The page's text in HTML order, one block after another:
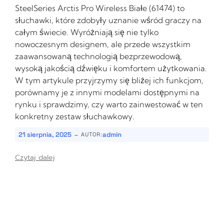
SteelSeries Arctis Pro Wireless Białe (61474) to
słuchawki, które zdobyły uznanie wśród graczy na
całym świecie. Wyróżniają się nie tylko
nowoczesnym designem, ale przede wszystkim
zaawansowaną technologią bezprzewodową,
wysoką jakością dźwięku i komfortem użytkowania.
W tym artykule przyjrzymy się bliżej ich funkcjom,
porównamy je z innymi modelami dostępnymi na
rynku i sprawdzimy, czy warto zainwestować w ten
konkretny zestaw słuchawkowy.
21 sierpnia, 2025 - AUTOR:admin
Czytaj dalej